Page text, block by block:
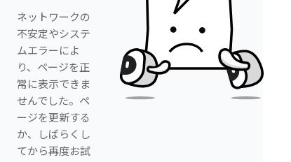
ネットワークの
不安定やシステ
ムエラーによ
り、ページを正
常に表示できま
せんでした。ペ
ージを更新する
か、しばらくし
てから再度お試